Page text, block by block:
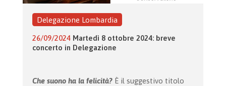
Delegazione Lombardia
26/09/2024 Martedì 8 ottobre 2024: breve
concerto in Delegazione
Che suono ha la felicità?È il suggestivo titolo